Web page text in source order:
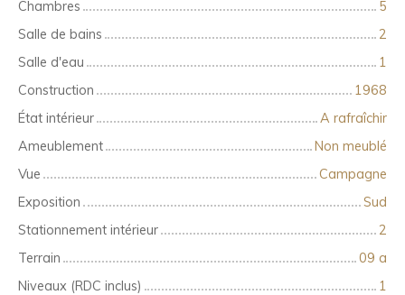
Chambres
5
Salle de bains
2
Salle d'eau
1
Construction
1968
État intérieur
A rafraîchir
Ameublement
Non meublé
Vue
Campagne
Exposition
Sud
Stationnement intérieur
2
Terrain
09 a
Niveaux (RDC inclus)
1